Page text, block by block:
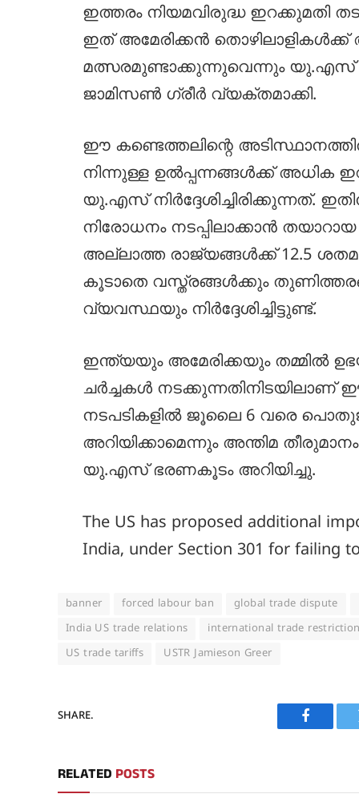
ഇത്തരം നിയമവിരുദ്ധ ഇറക്കുമതി
ഇത് അമേരിക്കൻ
മത്സരമുണ്ടാക്കുന്നുവെന്നും യു.എസ്
ജാമിസൺ ഗ്രീർ വ്യക്തമാക്കി.
ഈ കണ്ടെത്തലിന്റെ
നിന്നുള്ള ഉൽപ്പന്നങ്ങൾക്ക് അധിക
യു.എസ് നിർദ്ദേശിച്ചിരിക്കുന്നത്.
നിരോധനം നടപ്പിലാക്കാൻ
അല്ലാത്ത രാജ്യങ്ങൾക്ക് 12.5
കൂടാതെ വസ്ത്രങ്ങൾക്കും
വ്യവസ്ഥയും നിർദ്ദേശിച്ചിട്ടുണ്ട്.
ഇന്ത്യയും അമേരിക്കയും തമ്മിൽ
ചർച്ചകൾ നടക്കുന്നതിനിടയിലാണ് ഈ
നടപടികളിൽ ജൂലൈ 6 വരെ
അറിയിക്കാമെന്നും അന്തിമ
യു.എസ് ഭരണകൂടം അറിയിച്ചു.
The US has proposed additional
India, under Section 301 for failing
banner forced labour ban global trade dispute
India US trade relations
international trade
US trade tariffs
USTR Jamieson Greer
SHARE.
RELATED POSTS